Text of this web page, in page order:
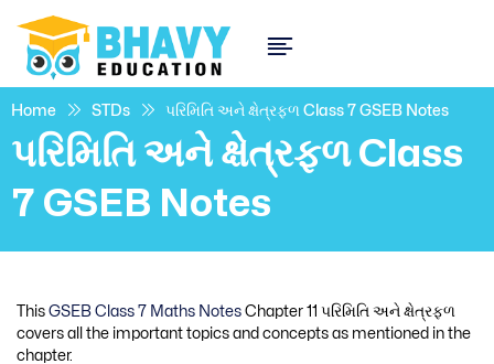
Home STDs પરિમિતિ અને ક્ષેત્રફળ Class 7 GSEB Notes
પરિમિતિ અને ક્ષેત્રફળ Class
7 GSEB Notes
This GSEB Class 7 Maths Notes Chapter 11 પરિમિતિ અને ક્ષેત્રફળ
covers all the important topics and concepts as mentioned in the
chapter.